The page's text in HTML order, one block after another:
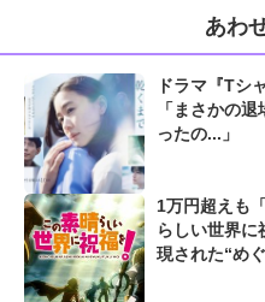
あわ
ドラマ『Tシ
「まさかの
ったの...」
1万円超えも
らしい世界
現された“め